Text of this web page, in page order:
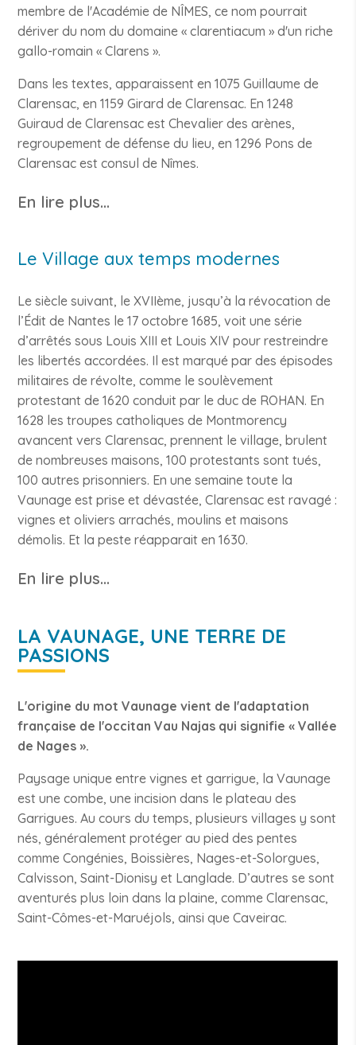
membre de l'Académie de NÎMES, ce nom pourrait
dériver du nom du domaine « clarentiacum » d'un riche
gallo-romain « Clarens ».
Dans les textes, apparaissent en 1075 Guillaume de
Clarensac, en 1159 Girard de Clarensac. En 1248
Guiraud de Clarensac est Chevalier des arènes,
regroupement de défense du lieu, en 1296 Pons de
Clarensac est consul de Nîmes.
En lire plus...
Le Village aux temps modernes
Le siècle suivant, le XVIIème, jusqu’à la révocation de
l’Édit de Nantes le 17 octobre 1685, voit une série
d’arrêtés sous Louis XIII et Louis XIV pour restreindre
les libertés accordées. Il est marqué par des épisodes
militaires de révolte, comme le soulèvement
protestant de 1620 conduit par le duc de ROHAN. En
1628 les troupes catholiques de Montmorency
avancent vers Clarensac, prennent le village, brulent
de nombreuses maisons, 100 protestants sont tués,
100 autres prisonniers. En une semaine toute la
Vaunage est prise et dévastée, Clarensac est ravagé :
vignes et oliviers arrachés, moulins et maisons
démolis. Et la peste réapparait en 1630.
En lire plus...
LA VAUNAGE, UNE TERRE DE
PASSIONS
L'origine du mot Vaunage vient de l'adaptation
française de l'occitan Vau Najas qui signifie « Vallée
de Nages ».
Paysage unique entre vignes et garrigue, la Vaunage
est une combe, une incision dans le plateau des
Garrigues. Au cours du temps, plusieurs villages y sont
nés, généralement protéger au pied des pentes
comme Congénies, Boissières, Nages-et-Solorgues,
Calvisson, Saint-Dionisy et Langlade. D’autres se sont
aventurés plus loin dans la plaine, comme Clarensac,
Saint-Cômes-et-Maruéjols, ainsi que Caveirac.